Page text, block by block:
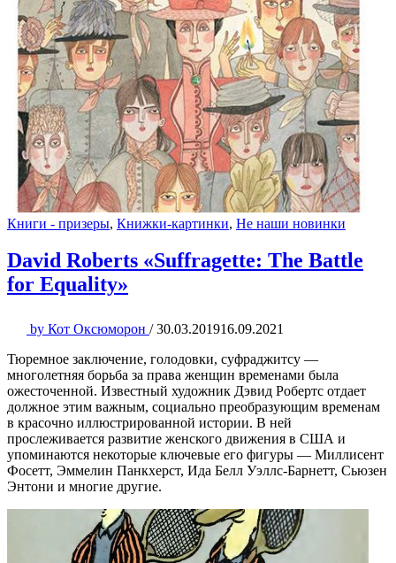
Книги - призеры, Книжки-картинки, Не наши новинки
David Roberts «Suffragette: The Battle
for Equality»
by Кот Оксюморон / 30.03.201916.09.2021
Тюремное заключение, голодовки, суфраджитсу —
многолетняя борьба за права женщин временами была
ожесточенной. Известный художник Дэвид Робертс отдает
должное этим важным, социально преобразующим временам
в красочно иллюстрированной истории. В ней
прослеживается развитие женского движения в США и
упоминаются некоторые ключевые его фигуры — Миллисент
Фосетт, Эммелин Панкхерст, Ида Белл Уэллс-Барнетт, Сьюзен
Энтони и многие другие.